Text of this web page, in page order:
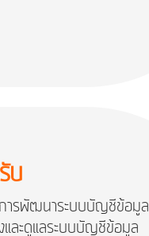
บ
ารพัฒนาระบบบัญชีข้อมูล
ละดูแลระบบบัญชีข้อมูล